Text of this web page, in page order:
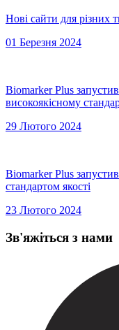
Нові сайти для різних
01 Березня 2024
Biomarker Plus
високоякісному
29 Лютого 2024
Biomarker Plus
стандартом якості
23 Лютого 2024
Зв'яжіться з нами